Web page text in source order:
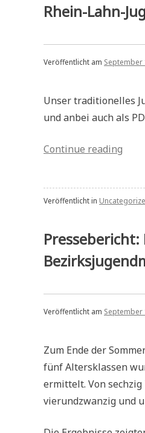
Rhein-Lahn-
Veröffentlicht am September
Unser traditionelles
und anbei auch als
Continue reading
Veröffentlicht in
Veröffentlicht am September
Zum Ende der
fünf Altersklassen
ermittelt. Von
vierundzwanzig und